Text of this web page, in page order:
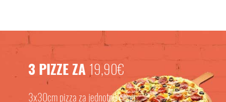
3 PIZZE ZA 19,90€
3x30cm pizza za jednotnú cenu.